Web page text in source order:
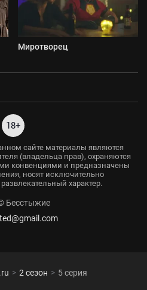
Миротворец
18+
сайте материалы являются
(владельца прав), охраняются
конвенциями и предназначены
носят исключительно
характер.
Бесстыжие
2 сезон 5 серия